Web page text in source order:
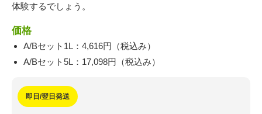
体験するでしょう。
価格
A/Bセット1L：4,616円（税込み）
A/Bセット5L：17,098円（税込み）
即日/翌日発送